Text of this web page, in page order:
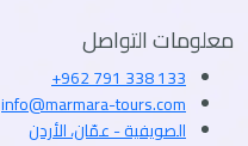
معلومات التواصل
+962 791 338 133
info@marmara-tours.com
الصويفية - عمّان، الأردن